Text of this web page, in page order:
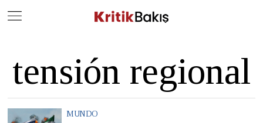
tensión regional
MUNDO